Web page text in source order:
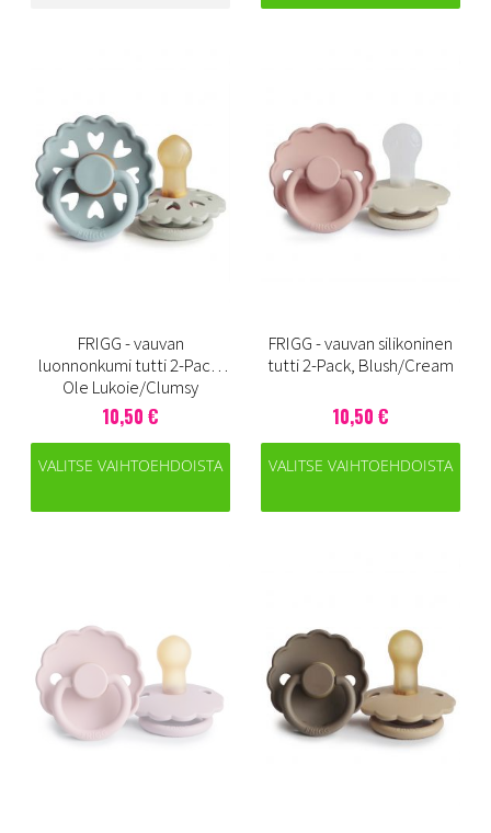
FRIGG - vauvan
luonnonkumi tutti 2-Pack,
Ole Lukoie/Clumsy
10,50 €
VALITSE VAIHTOEHDOISTA
FRIGG - vauvan silikoninen
tutti 2-Pack, Blush/Cream
10,50 €
VALITSE VAIHTOEHDOISTA